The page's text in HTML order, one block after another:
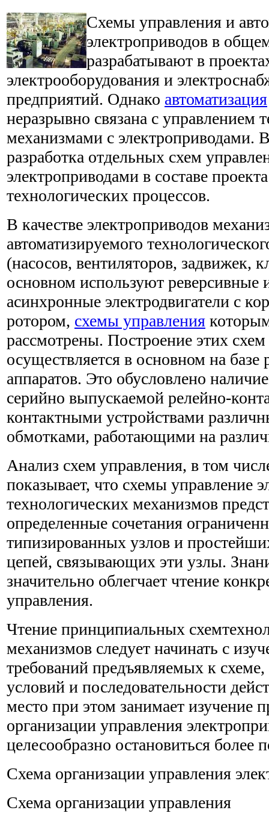
Схемы управления и
электроприводов в
разрабатывают в
электрооборудования и
предприятий. Однако автоматизация
неразрывно связана с управлением
механизмами с электроприводами.
разработка отдельных схем
электроприводами в составе
технологических процессов.
В качестве электроприводов
автоматизируемого
(насосов, вентиляторов, задвижек,
основном используют реверсивные
асинхронные электродвигатели с
ротором, схемы управления
рассмотрены. Построение этих
осуществляется в основном на базе
аппаратов. Это обусловлено
серийно выпускаемой релейно-
контактными устройствами
обмотками, работающими на
Анализ схем управления, в том
показывает, что схемы управление
технологических механизмов
определенные сочетания
типизированных узлов и
цепей, связывающих эти узлы.
значительно облегчает чтение
управления.
Чтение принципиальных
механизмов следует начинать с
требований предъявляемых к
условий и последовательности
место при этом занимает изучение
организации управления
целесообразно остановиться более
Схема организации управления
Схема организации управления